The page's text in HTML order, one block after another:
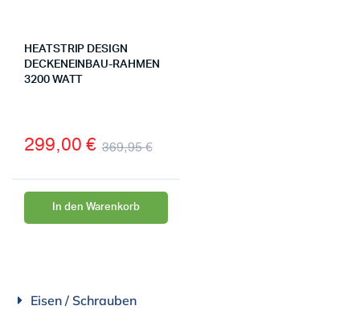
HEATSTRIP DESIGN
DECKENEINBAU-RAHMEN
3200 WATT
369,95€
299,00 €
In den Warenkorb
Eisen / Schrauben